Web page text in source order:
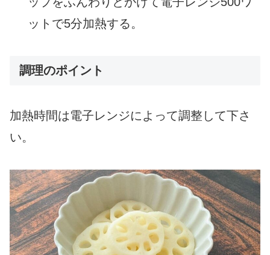
ットで5分加熱する。
調理のポイント
加熱時間は電子レンジによって調整して下さ
い。